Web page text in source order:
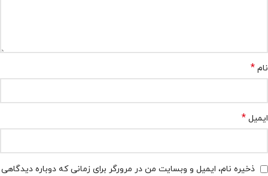
نام *
ایمیل *
ذخیره نام، ایمیل و وبسایت من در مرورگر برای زمانی که دوباره دیدگاهی